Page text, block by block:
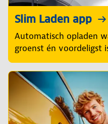
Slim Laden app
Automatisch opladen
groenst én voordeligst